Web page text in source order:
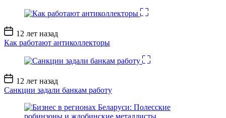
Дата
записи
12 лет назад
Как работают антиколлекторы
Дата
записи
12 лет назад
Санкции задали банкам работу